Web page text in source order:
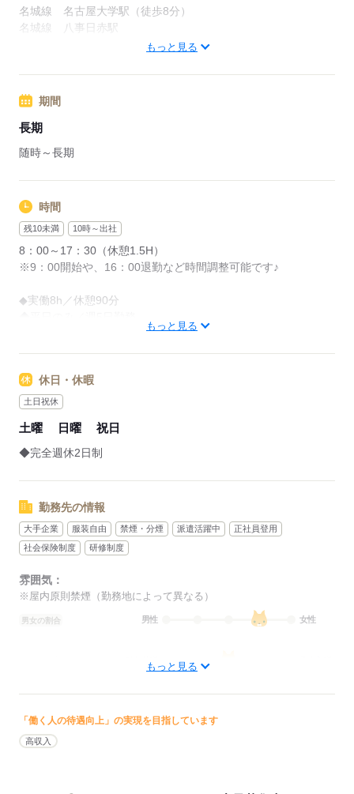
------------------------------------
全てオンライン登録会にて対応。
自宅から！出先から！
スマホからすぐ登録できるので来社不要♪
お気軽にお問い合わせください。
名城線 名古屋大学駅（徒歩8分）
名城線 八事日赤駅
もっと見る
期間
長期
随時～長期
時間
残10未満 10時～出社
8：00～17：30（休憩1.5H）
※9：00開始や、16：00退勤など時間調整可能です♪
◆実働8h／休憩90分
もっと見る
休日・休暇
土日祝休
土曜 日曜 祝日
◆完全週休2日制
勤務先の情報
大手企業 服装自由 禁煙・分煙 派遣活躍中
正社員登用
社会保険制度
研修制度
雰囲気：
※屋内原則禁煙（勤務地によって異なる）
男女の割合 男性 女性
配属先部署：
男女比
概要：
もっと見る
「働く人の待遇向上」の実現を目指しています
高収入